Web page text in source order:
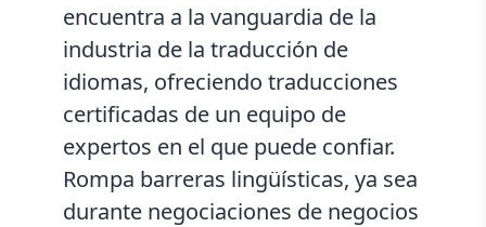
encuentra a la vanguardia de la
industria de la traducción de
idiomas, ofreciendo traducciones
certificadas de un equipo de
expertos en el que puede confiar.
Rompa barreras lingüísticas, ya sea
durante negociaciones de negocios